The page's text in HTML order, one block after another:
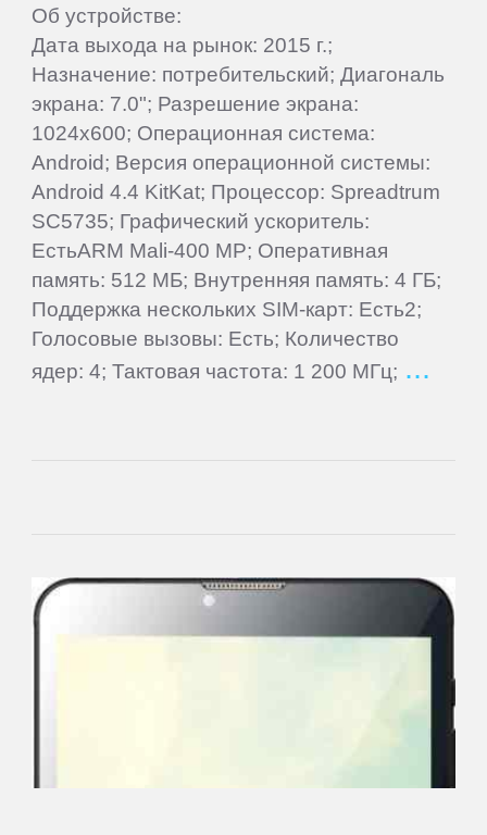
Об устройстве:
Дата выхода на рынок: 2015 г.;
Назначение: потребительский; Диагональ
экрана: 7.0"; Разрешение экрана:
1024x600; Операционная система:
Android; Версия операционной системы:
Android 4.4 KitKat; Процессор: Spreadtrum
SC5735; Графический ускоритель:
ЕстьARM Mali-400 MP; Оперативная
память: 512 МБ; Внутренняя память: 4 ГБ;
Поддержка нескольких SIM-карт: Есть2;
Голосовые вызовы: Есть; Количество
ядер: 4; Тактовая частота: 1 200 МГц;
Main